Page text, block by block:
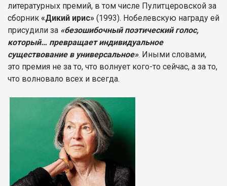
литературных премий, в том числе Пулитцеровской за
сборник «Дикий ирис» (1993). Нобелевскую награду ей
присудили за «безошибочный поэтический голос,
который… превращает индивидуальное
существование в универсальное». Иными словами,
это премия не за то, что волнует кого-то сейчас, а за то,
что волновало всех и всегда.